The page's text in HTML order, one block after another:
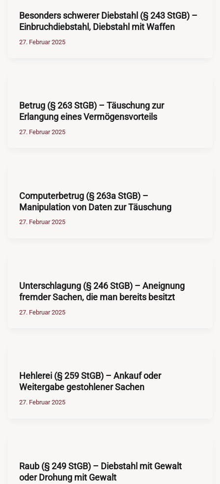
Besonders schwerer Diebstahl (§ 243 StGB) –
Einbruchdiebstahl, Diebstahl mit Waffen
27. Februar 2025
Betrug (§ 263 StGB) – Täuschung zur
Erlangung eines Vermögensvorteils
27. Februar 2025
Computerbetrug (§ 263a StGB) –
Manipulation von Daten zur Täuschung
27. Februar 2025
Unterschlagung (§ 246 StGB) – Aneignung
fremder Sachen, die man bereits besitzt
27. Februar 2025
Hehlerei (§ 259 StGB) – Ankauf oder
Weitergabe gestohlener Sachen
27. Februar 2025
Raub (§ 249 StGB) – Diebstahl mit Gewalt
oder Drohung mit Gewalt